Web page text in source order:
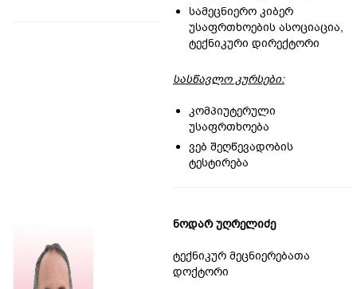
სამეცნიერო კიბერ
უსაფრთხოების ასოციაცია,
ტექნიკური დირექტორი
სასწავლო კურსები:
კომპიუტერული
უსაფრთხოება
ვებ შეღწევადობის
ტესტირება
ნოდარ უღრელიძე
ტექნიკურ მეცნიერებათა
დოქტორი